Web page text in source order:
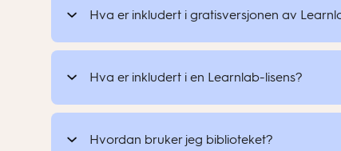
Hva er inkludert i gratisversjonen av
Hva er inkludert i en Learnlab-lisens?
Hvordan bruker jeg biblioteket?